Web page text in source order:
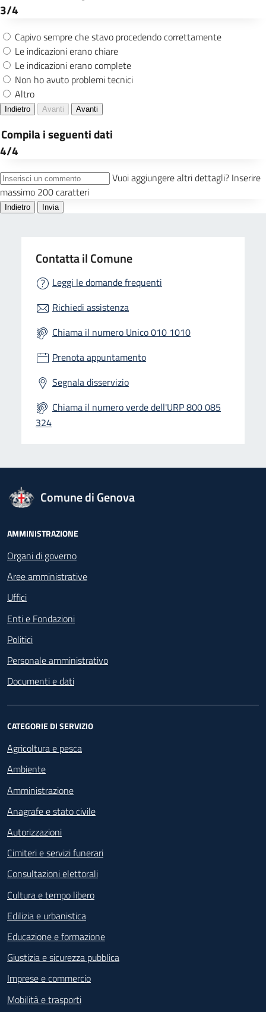
Contatta il Comune
Leggi le domande frequenti
Richiedi assistenza
Chiama il numero Unico 010 1010
Prenota appuntamento
Segnala disservizio
Chiama il numero verde dell'URP 800 085
324
logo Unione Europea
Comune di Genova
Footer - Navigazione
AMMINISTRAZIONE
Organi di governo
Aree amministrative
Uffici
Enti e Fondazioni
Politici
Personale amministrativo
Documenti e dati
CATEGORIE DI SERVIZIO
Agricoltura e pesca
Ambiente
Amministrazione
Anagrafe e stato civile
Autorizzazioni
Cimiteri e servizi funerari
Consultazioni elettorali
Cultura e tempo libero
Edilizia e urbanistica
Educazione e formazione
Giustizia e sicurezza pubblica
Imprese e commercio
Mobilità e trasporti